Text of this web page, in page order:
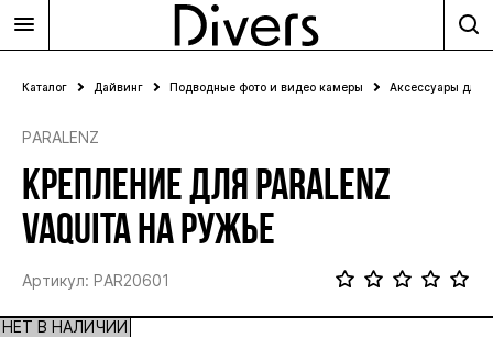
Каталог Дайвинг Подводные фото и видео камеры Аксессуары для
PARALENZ
КРЕПЛЕНИЕ ДЛЯ PARALENZ
VAQUITA НА РУЖЬЕ
Артикул: PAR20601
НЕТ В НАЛИЧИИ